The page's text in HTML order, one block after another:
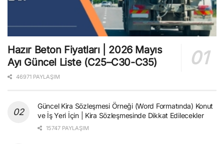
Hazır Beton Fiyatları | 2026 Mayıs
Ayı Güncel Liste (C25–C30-C35)
46971 PAYLAŞIM
Güncel Kira Sözleşmesi Örneği (Word Formatında) Konut
ve İş Yeri İçin | Kira Sözleşmesinde Dikkat Edilecekler
15747 PAYLAŞIM